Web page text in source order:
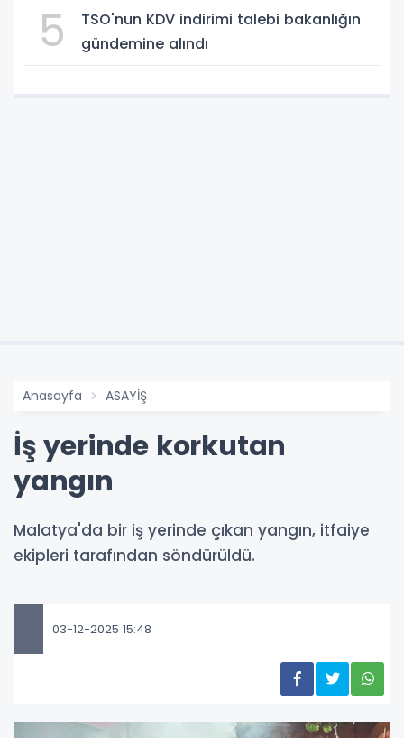
5
TSO'nun KDV indirimi talebi bakanlığın
gündemine alındı
Anasayfa ASAYİŞ
İş yerinde korkutan
yangın
Malatya'da bir iş yerinde çıkan yangın, itfaiye
ekipleri tarafından söndürüldü.
03-12-2025 15:48